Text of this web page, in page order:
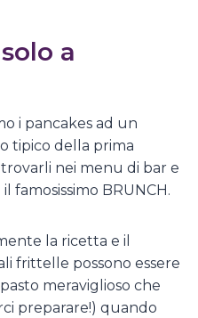
a
i pancakes ad un
tipico della prima
nei menu di bar e
famosissimo BRUNCH.
la ricetta e il
frittelle possono essere
meraviglioso che
preparare!) quando